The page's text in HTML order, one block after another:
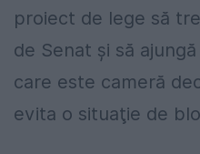
proiect de lege să
de Senat şi să
care este cameră
evita o situaţie de